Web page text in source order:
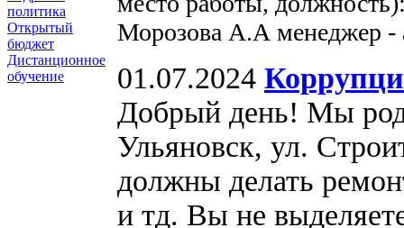
политика
Открытый
бюджет
Дистанционное
обучение
Морозова А.А менеджер -
01.07.2024
Добрый день! Мы
Ульяновск, ул.
должны делать
и тд. Вы не